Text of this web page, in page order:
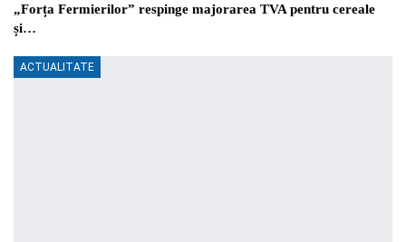
„Forța Fermierilor” respinge majorarea TVA pentru cereale
și…
ACTUALITATE